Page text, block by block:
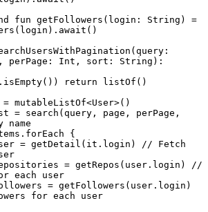
perPage: Int, sort: String):
return listOf()
= mutableListOf<User>()
{
each user
for each user